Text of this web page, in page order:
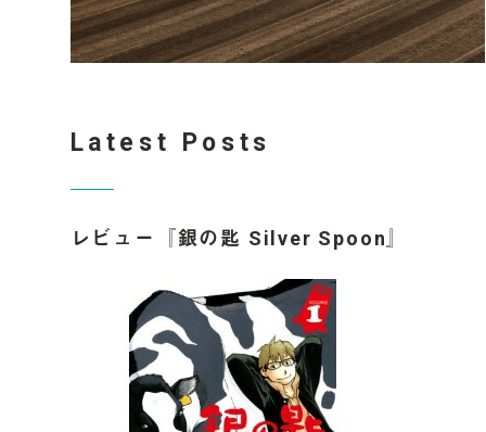
Latest Posts
レビュー『銀の匙 Silver Spoon』